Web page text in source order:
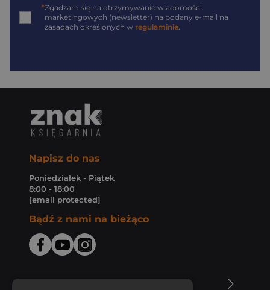
*Zgadzam się na otrzymywanie wiadomości
marketingowych (newsletter) na podany e-mail na
zasadach określonych w regulaminie.
Napisz do nas
Poniedziałek - Piątek
8:00 - 18:00
[email protected]
Bądź z nami na bieżąco